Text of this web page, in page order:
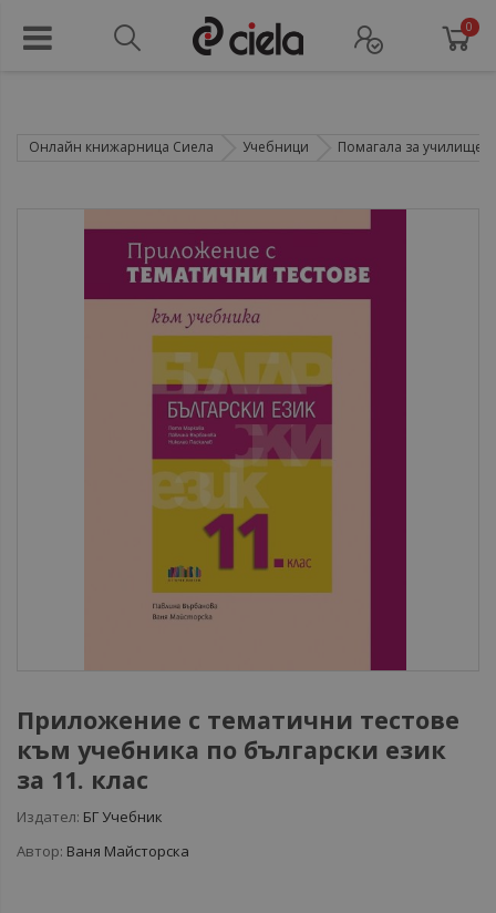
0
Онлайн книжарница Сиела Учебници Помагала за училище
Приложение с тематични тестове
към учебника по български език
за 11. клас
Издател: БГ Учебник
Автор: Ваня Майсторска